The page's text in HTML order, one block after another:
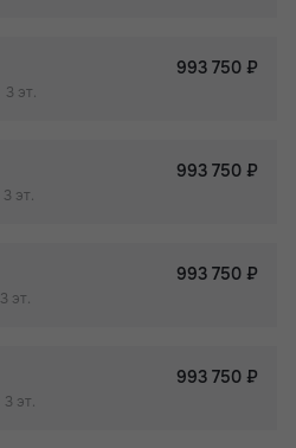
993 750 ₽
3 эт.
993 750 ₽
3 эт.
993 750 ₽
3 эт.
993 750 ₽
3 эт.